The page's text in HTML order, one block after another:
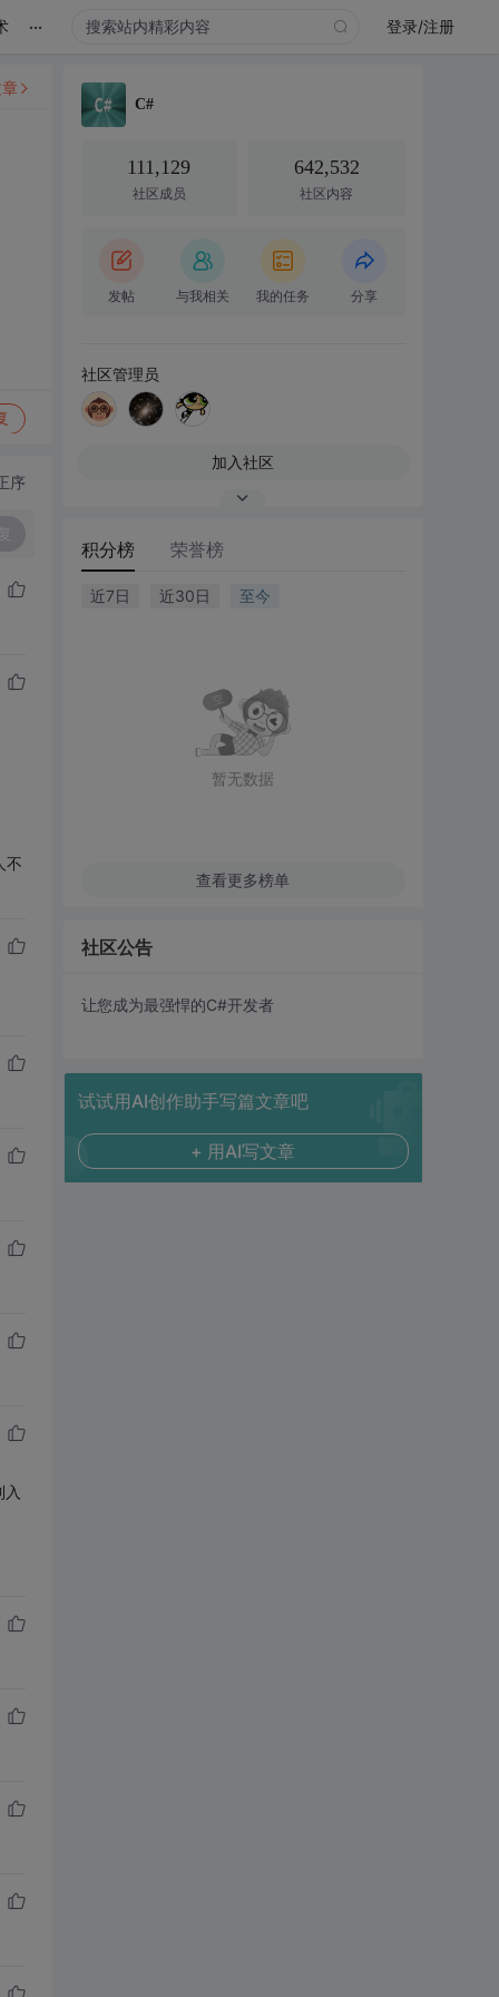
... 登录/注册
序
不
C#
111,129
社区成员
642,532
社区内容
发帖 与我相关 我的任务 分享
社区管理员
加入社区
积分榜 荣誉榜
近7日 近30日 至今
暂无数据
查看更多榜单
社区公告
让您成为最强悍的C#开发者
试试用AI创作助手写篇文章吧
+ 用AI写文章